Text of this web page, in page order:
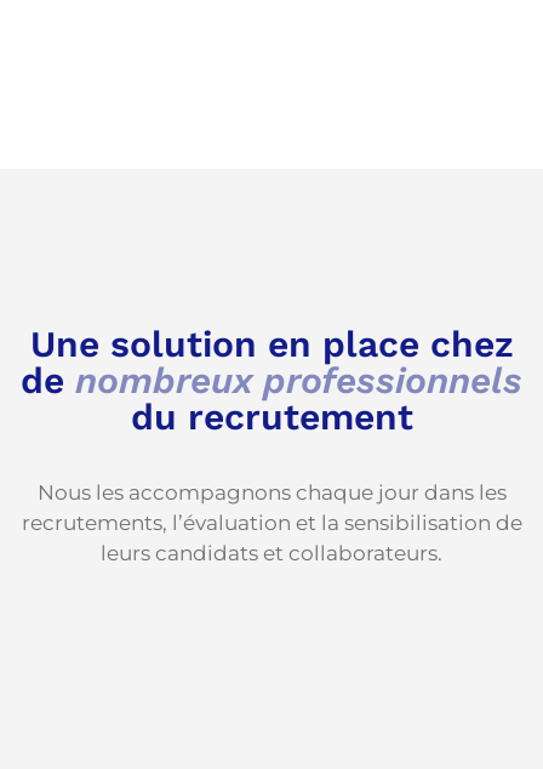
Une solution en place chez
de nombreux professionnels
du recrutement
Nous les accompagnons chaque jour dans les
recrutements, l’évaluation et la sensibilisation de
leurs candidats et collaborateurs.